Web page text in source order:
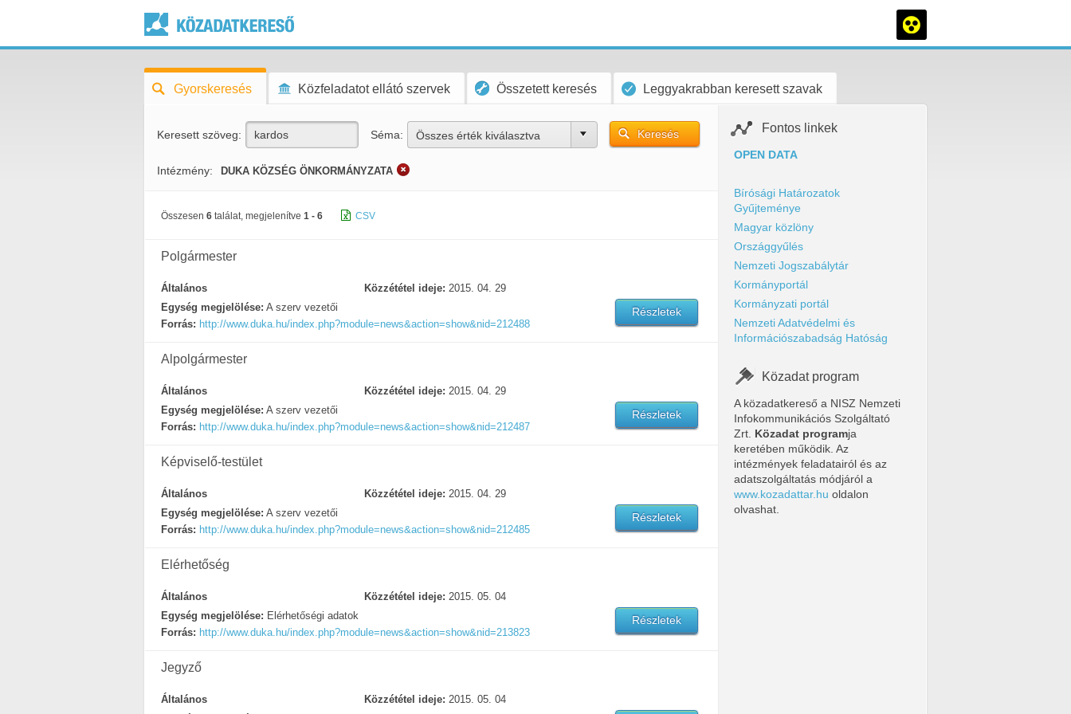
Gyorskeresés Közfeladatot ellátó szervek Összetett keresés Leggyakrabban keresett szavak
Keresett szöveg: Séma: Összes érték kiválasztva Keresés
Intézmény: DUKA KÖZSÉG ÖNKORMÁNYZATA
Összesen 6 találat, megjelenítve 1 - 6 CSV
Részletek
Polgármester
Általános Közzététel ideje: 2015. 04. 29
Egység megjelölése: A szerv vezetői
Forrás: http://www.duka.hu/index.php?module=news&action=show&nid=212488
Részletek
Alpolgármester
Általános Közzététel ideje: 2015. 04. 29
Egység megjelölése: A szerv vezetői
Forrás: http://www.duka.hu/index.php?module=news&action=show&nid=212487
Részletek
Képviselő-testület
Általános Közzététel ideje: 2015. 04. 29
Egység megjelölése: A szerv vezetői
Forrás: http://www.duka.hu/index.php?module=news&action=show&nid=212485
Részletek
Elérhetőség
Általános Közzététel ideje: 2015. 05. 04
Egység megjelölése: Elérhetőségi adatok
Forrás: http://www.duka.hu/index.php?module=news&action=show&nid=213823
Jegyző
Általános Közzététel ideje: 2015. 05. 04
Fontos linkek
OPEN DATA
Bírósági Határozatok
Gyűjteménye
Magyar közlöny
Országgyűlés
Nemzeti Jogszabálytár
Kormányportál
Kormányzati portál
Nemzeti Adatvédelmi és
Információszabadság Hatóság
Közadat program
A közadatkereső a NISZ Nemzeti
Infokommunikációs Szolgáltató
Zrt. Közadat programja
keretében működik. Az
intézmények feladatairól és az
adatszolgáltatás módjáról a
www.kozadattar.hu oldalon
olvashat.